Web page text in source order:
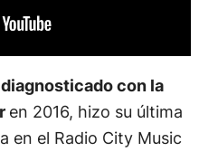
diagnosticado con la
en 2016, hizo su última
en el Radio City Music